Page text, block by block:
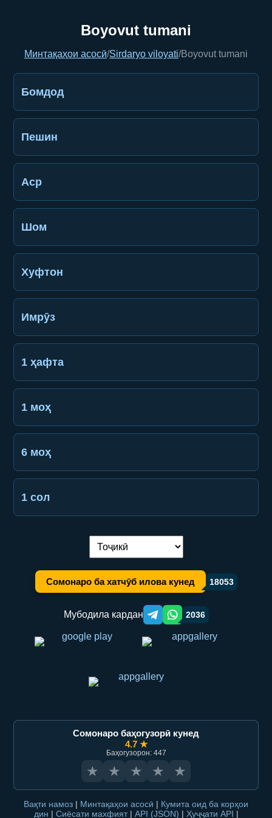
Boyovut tumani
Минтақаҳои асосӣ/Sirdaryo viloyati/Boyovut tumani
Бомдод
Пешин
Аср
Шом
Хуфтон
Имрӯз
1 ҳафта
1 моҳ
6 моҳ
1 сол
Иваз кардани забон:
Сомонаро ба хатчӯб илова кунед 18053
Мубодила кардан Telegram orqali ulashish
WhatsApp orqali ulashish
2036
Сомонаро баҳогузорӣ кунед
4.7 ★
Баҳогузорон: 447
★ ★ ★ ★ ★
Вақти намоз | Минтақаҳои асосӣ | Кумита оид ба корҳои
дин | Сиёсати махфият | API (JSON) | Ҳуҷҷати API |